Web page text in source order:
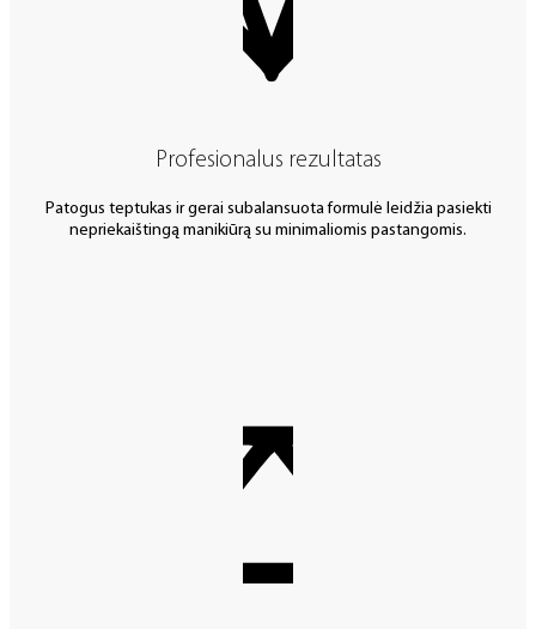
Profesionalus rezultatas
Patogus teptukas ir gerai subalansuota formulė leidžia pasiekti
nepriekaištingą manikiūrą su minimaliomis pastangomis.